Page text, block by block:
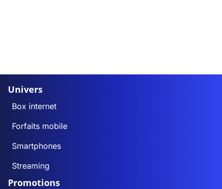
Univers
Box internet
Forfaits mobile
Smartphones
Streaming
Promotions